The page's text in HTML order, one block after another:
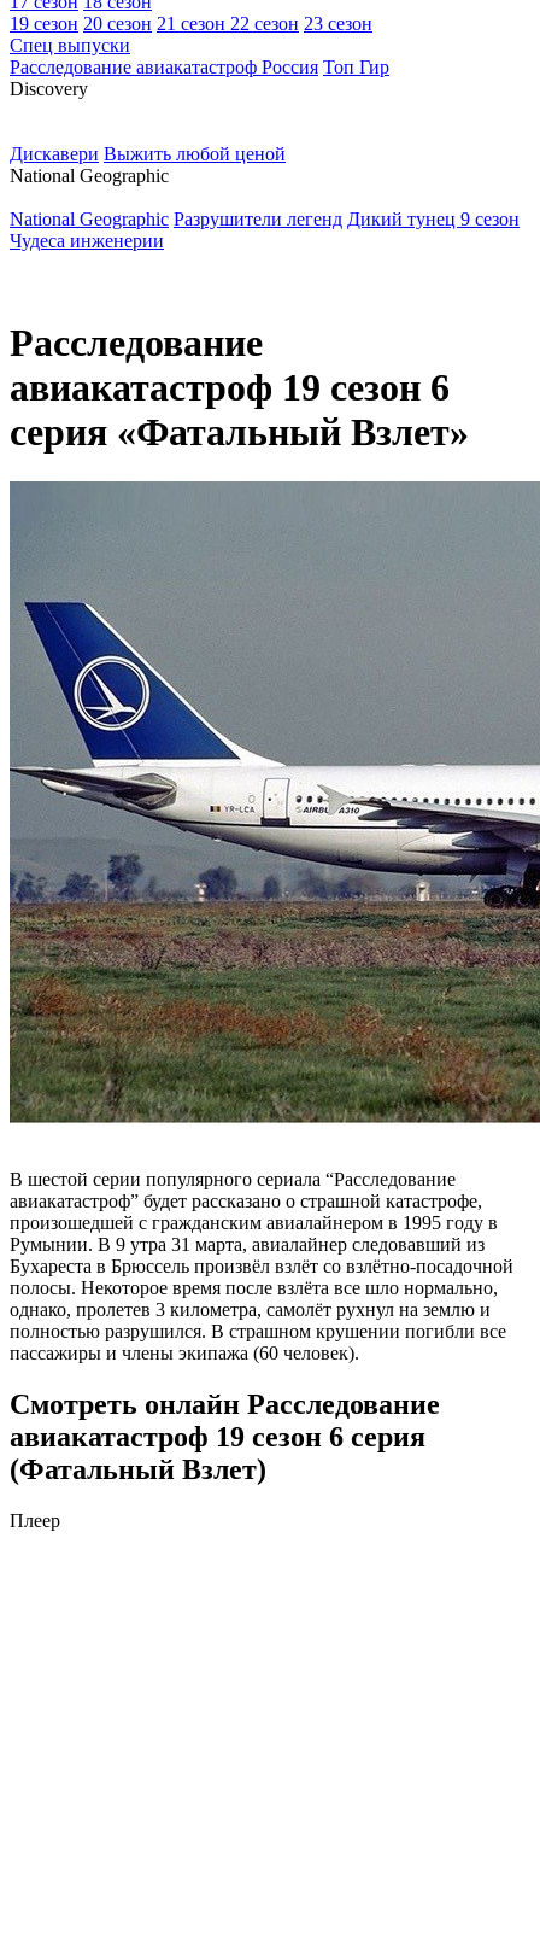
19 сезон 20 сезон 21 сезон 22 сезон 23 сезон
Спец выпуски
Расследование авиакатастроф Россия Топ Гир
Discovery
Дискавери Выжить любой ценой
National Geographic
National Geographic Разрушители легенд Дикий тунец 9 сезон
Чудеса инженерии
Расследование
авиакатастроф 19 сезон 6
серия «Фатальный Взлет»
В шестой серии популярного сериала “Расследование
авиакатастроф” будет рассказано о страшной катастрофе,
произошедшей с гражданским авиалайнером в 1995 году в
Румынии. В 9 утра 31 марта, авиалайнер следовавший из
Бухареста в Брюссель произвёл взлёт со взлётно-посадочной
полосы. Некоторое время после взлёта все шло нормально,
однако, пролетев 3 километра, самолёт рухнул на землю и
полностью разрушился. В страшном крушении погибли все
пассажиры и члены экипажа (60 человек).
Смотреть онлайн Расследование
авиакатастроф 19 сезон 6 серия
(Фатальный Взлет)
Плеер